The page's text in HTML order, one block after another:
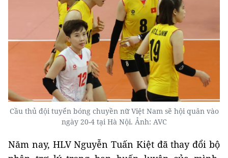
Cầu thủ đội tuyển bóng chuyền nữ Việt Nam sẽ hội quân vào
ngày 20-4 tại Hà Nội. Ảnh: AVC
Năm nay, HLV Nguyễn Tuấn Kiệt đã thay đổi bộ